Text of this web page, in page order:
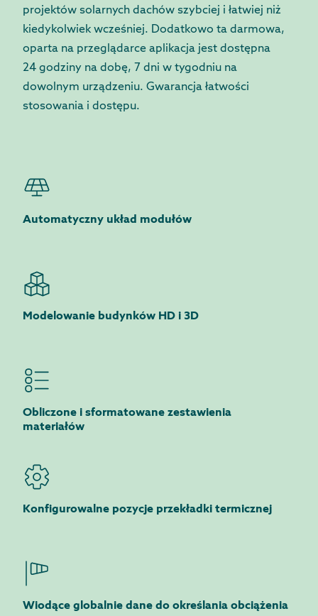
projektów solarnych dachów szybciej i łatwiej niż
kiedykolwiek wcześniej. Dodatkowo ta darmowa,
oparta na przeglądarce aplikacja jest dostępna
24 godziny na dobę, 7 dni w tygodniu na
dowolnym urządzeniu. Gwarancja łatwości
stosowania i dostępu.
Automatyczny układ modułów
Modelowanie budynków HD i 3D
Obliczone i sformatowane zestawienia
materiałów
Konfigurowalne pozycje przekładki termicznej
Wiodące globalnie dane do określania obciążenia